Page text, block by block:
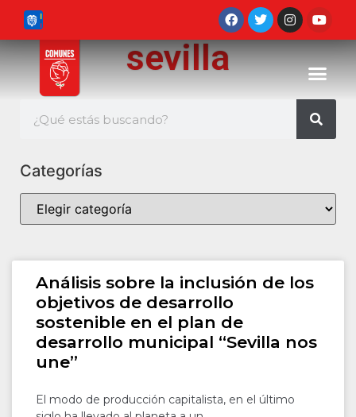
sevilla
Categorías
Análisis sobre la inclusión de los
objetivos de desarrollo
sostenible en el plan de
desarrollo municipal “Sevilla nos
une”
El modo de producción capitalista, en el último